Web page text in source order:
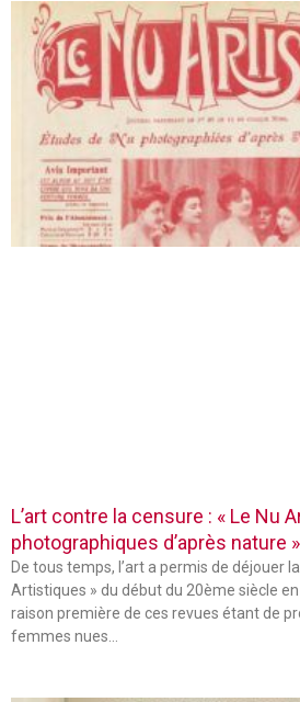
L’art contre la censure : « Le Nu
photographiques d’après nature
De tous temps, l’art a permis de déjouer
Artistiques » du début du 20ème siècle
raison première de ces revues étant de
femmes nues…